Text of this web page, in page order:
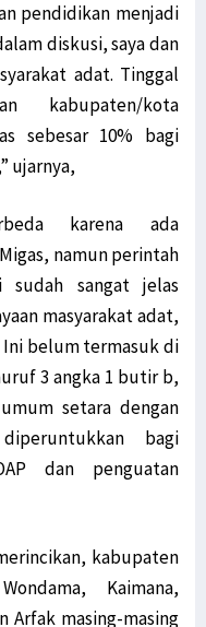
pendidikan menjadi
diskusi, saya dan
adat. Tinggal
kabupaten/kota
sebesar 10% bagi
ujarnya,
karena ada
namun perintah
sangat jelas
masyarakat adat,
Ini belum termasuk di
3 angka 1 butir b,
setara dengan
bagi
dan penguatan
kabupaten
Kaimana,
Arfak masing-masing